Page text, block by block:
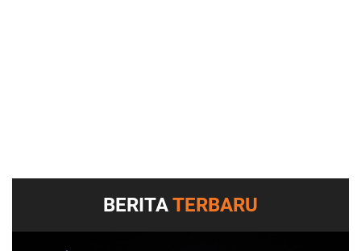
BERITATERBARU